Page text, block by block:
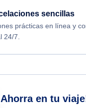
sencillas
prácticas en línea y
24/7.
en tu